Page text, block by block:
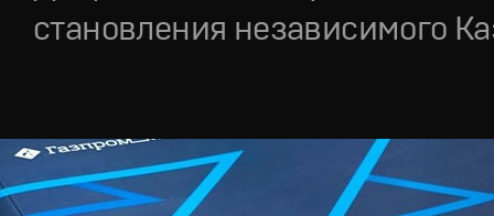
становления независимого